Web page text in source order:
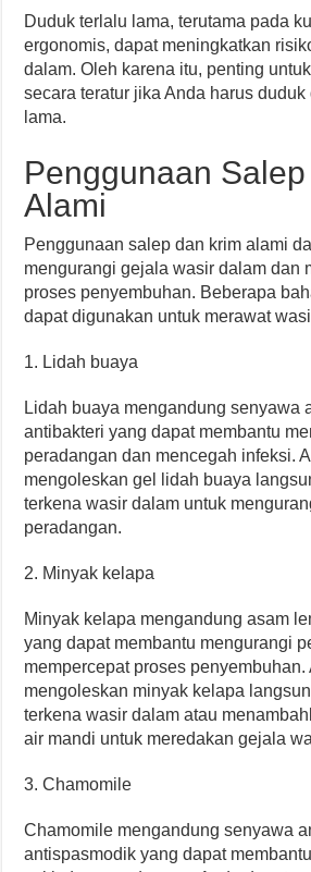
Duduk terlalu lama, terutama pada
ergonomis, dapat meningkatkan
dalam. Oleh karena itu, penting
secara teratur jika Anda harus
lama.
Penggunaan
Alami
Penggunaan salep dan krim alami
mengurangi gejala wasir dalam dan
proses penyembuhan. Beberapa
dapat digunakan untuk merawat
1. Lidah buaya
Lidah buaya mengandung senyawa
antibakteri yang dapat membantu
peradangan dan mencegah infeksi.
mengoleskan gel lidah buaya
terkena wasir dalam untuk
peradangan.
2. Minyak kelapa
Minyak kelapa mengandung asam
yang dapat membantu mengurangi
mempercepat proses penyembuhan.
mengoleskan minyak kelapa
terkena wasir dalam atau
air mandi untuk meredakan gejala
3. Chamomile
Chamomile mengandung senyawa
antispasmodik yang dapat